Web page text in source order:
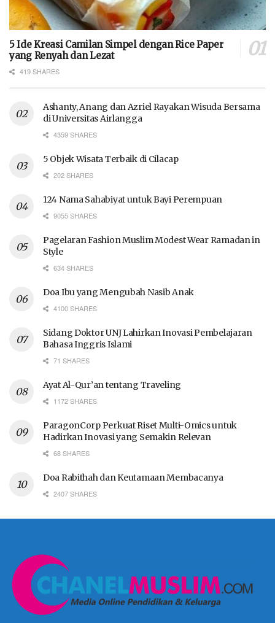
5 Ide Kreasi Camilan Simpel dengan Rice Paper
yang Renyah dan Lezat
419 SHARES
Ashanty, Anang dan Azriel Rayakan Wisuda Bersama
di Universitas Airlangga
4359 SHARES
5 Objek Wisata Terbaik di Cilacap
202 SHARES
124 Nama Sahabiyat untuk Bayi Perempuan
9055 SHARES
Pagelaran Fashion Muslim Modest Wear Ramadan in
Style
634 SHARES
Doa Ibu yang Mengubah Nasib Anak
4100 SHARES
Sidang Doktor UNJ Lahirkan Inovasi Pembelajaran
Bahasa Inggris Islami
71 SHARES
Ayat Al-Qur’an tentang Traveling
1172 SHARES
ParagonCorp Perkuat Riset Multi-Omics untuk
Hadirkan Inovasi yang Semakin Relevan
68 SHARES
Doa Rabithah dan Keutamaan Membacanya
2407 SHARES